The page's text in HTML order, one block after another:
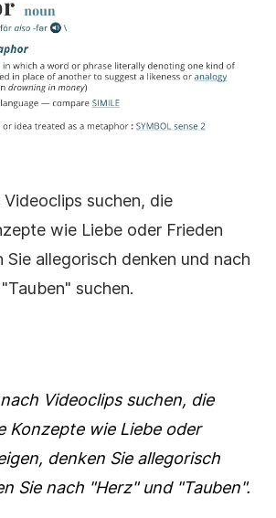
Videoclips suchen, die
wie Liebe oder Frieden
Sie allegorisch denken und nach
suchen.
Videoclips suchen, die
Konzepte wie Liebe oder
denken Sie allegorisch
Sie nach "Herz" und "Tauben".